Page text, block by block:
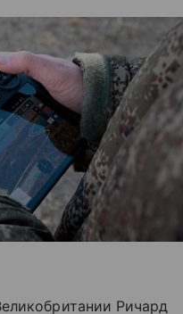
Ричард